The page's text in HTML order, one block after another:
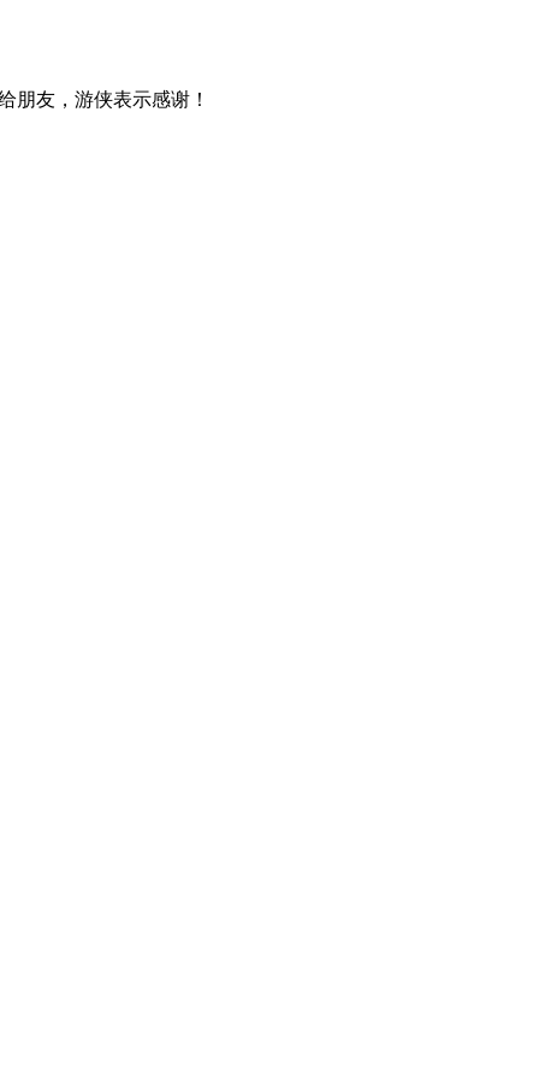
朋友，游侠表示感谢！